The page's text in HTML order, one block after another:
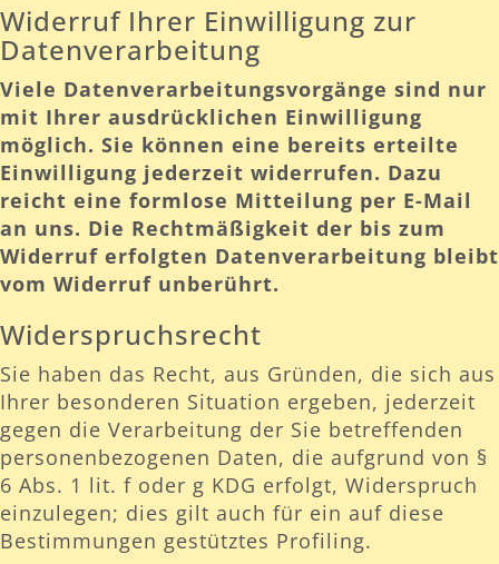
Widerruf Ihrer Einwilligung zur
Datenverarbeitung
Viele Datenverarbeitungsvorgänge sind nur
mit Ihrer ausdrücklichen Einwilligung
möglich. Sie können eine bereits erteilte
Einwilligung jederzeit widerrufen. Dazu
reicht eine formlose Mitteilung per E-Mail
an uns. Die Rechtmäßigkeit der bis zum
Widerruf erfolgten Datenverarbeitung bleibt
vom Widerruf unberührt.
Widerspruchsrecht
Sie haben das Recht, aus Gründen, die sich aus
Ihrer besonderen Situation ergeben, jederzeit
gegen die Verarbeitung der Sie betreffenden
personenbezogenen Daten, die aufgrund von §
6 Abs. 1 lit. f oder g KDG erfolgt, Widerspruch
einzulegen; dies gilt auch für ein auf diese
Bestimmungen gestütztes Profiling.